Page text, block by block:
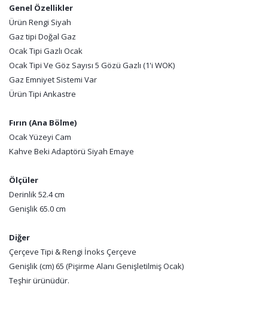
Genel Özellikler
Ürün Rengi Siyah
Gaz tipi Doğal Gaz
Ocak Tipi Gazlı Ocak
Ocak Tipi Ve Göz Sayısı 5 Gözü Gazlı (1'i WOK)
Gaz Emniyet Sistemi Var
Ürün Tipi Ankastre
Fırın (Ana Bölme)
Ocak Yüzeyi Cam
Kahve Beki Adaptörü Siyah Emaye
Ölçüler
Derinlik 52.4 cm
Genişlik 65.0 cm
Diğer
Çerçeve Tipi & Rengi İnoks Çerçeve
Genişlik (cm) 65 (Pişirme Alanı Genişletilmiş Ocak)
Teşhir ürünüdür.